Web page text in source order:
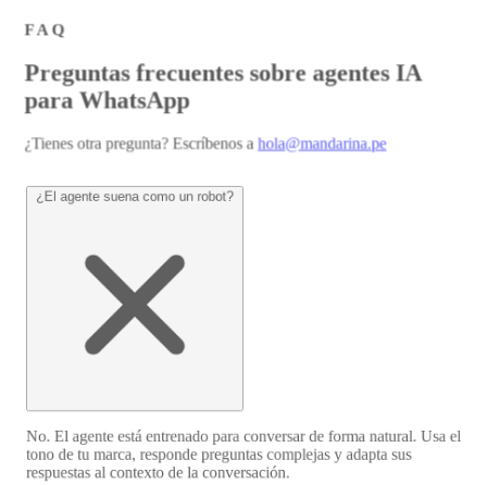
FAQ
Preguntas frecuentes sobre agentes IA
para WhatsApp
¿Tienes otra pregunta? Escríbenos ahola@mandarina.pe
¿El agente suena como un robot?
No. El agente está entrenado para conversar de forma natural. Usa el
tono de tu marca, responde preguntas complejas y adapta sus
respuestas al contexto de la conversación.